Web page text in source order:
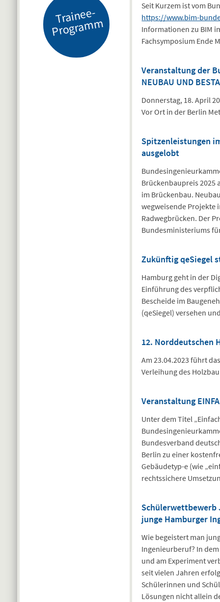
Tr
ai
n
e
e-
Pr
o
gr
a
m
m
Seit Kurzem ist vom
https://www.bim-
Informationen zu BIM
Fachsymposium Ende
Veranstaltung der
NEUBAU UND
Donnerstag, 18. April
Vor Ort in der Berlin
Spitzenleistungen
ausgelobt
Brückenbaupreis 2025
im Brückenbau.
wegweisende Projekte
Radwegbrücken. Der
Bundesministeriums
Zukünftig qeSiegel
Hamburg geht in der
Einführung des
Bescheide im
(qeSiegel) versehen
12. Norddeutschen
Am 23.04.2023 führt
Verleihung des
Veranstaltung
Unter dem Titel
Bundesverband
Berlin zu einer
Gebäudetyp-e (wie
rechtssichere
Schülerwettbewerb
junge Hamburger
Wie begeistert man
Ingenieurberuf? In
und am Experiment
seit vielen Jahren
Schülerinnen und
Lösungen nicht allein